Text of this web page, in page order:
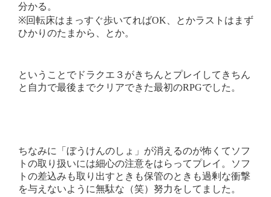
分かる。
※回転床はまっすぐ歩いてればOK、とかラストはまず
ひかりのたまから、とか。
ということでドラクエ３がきちんとプレイしてきちん
と自力で最後までクリアできた最初のRPGでした。
ちなみに「ぼうけんのしょ」が消えるのが怖くてソフ
トの取り扱いには細心の注意をはらってプレイ。ソフ
トの差込みも取り出すときも保管のときも過剰な衝撃
を与えないように無駄な（笑）努力をしてました。